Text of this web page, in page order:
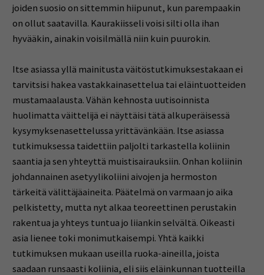
joiden suosio on sittemmin hiipunut, kun parempaakin
on ollut saatavilla. Kaurakiisseli voisi silti olla ihan
hyvääkin, ainakin voisilmällä niin kuin puurokin.
Itse asiassa yllä mainitusta väitöstutkimuksestakaan ei
tarvitsisi hakea vastakkainasettelua tai eläintuotteiden
mustamaalausta. Vähän kehnosta uutisoinnista
huolimatta väittelijä ei näyttäisi tätä alkuperäisessä
kysymyksenasettelussa yrittävänkään. Itse asiassa
tutkimuksessa taidettiin paljolti tarkastella koliinin
saantia ja sen yhteyttä muistisairauksiin. Onhan koliinin
johdannainen asetyylikoliini aivojen ja hermoston
tärkeitä välittäjäaineita. Päätelmä on varmaan jo aika
pelkistetty, mutta nyt alkaa teoreettinen perustakin
rakentua ja yhteys tuntua jo liiankin selvältä. Oikeasti
asia lienee toki monimutkaisempi. Yhtä kaikki
tutkimuksen mukaan useilla ruoka-aineilla, joista
saadaan runsaasti koliinia, eli siis eläinkunnan tuotteilla